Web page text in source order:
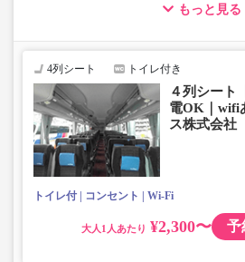
・車両は予告なく変更となる場合が
で、あらかじめご了承ください。
もっと見る
4列シート トイレ付き
４列シート
電OK｜wifi
ス株式会社
トイレ付 コンセント Wi-Fi
大人 ¥2,300〜 予